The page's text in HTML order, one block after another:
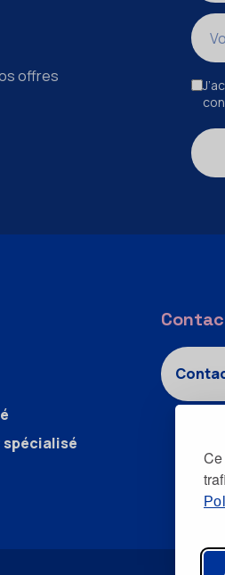
offres
spécialisé